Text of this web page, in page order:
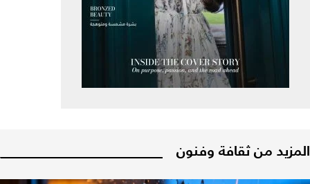
المزيد من ثقافة وفنون